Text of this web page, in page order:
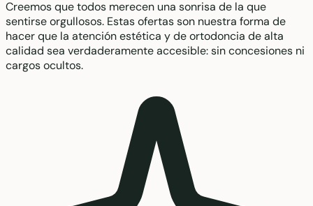
Creemos que todos merecen una sonrisa de la que
sentirse orgullosos. Estas ofertas son nuestra forma de
hacer que la atención estética y de ortodoncia de alta
calidad sea verdaderamente accesible: sin concesiones ni
cargos ocultos.